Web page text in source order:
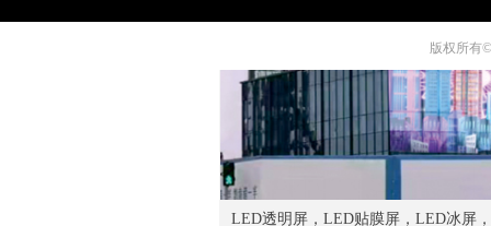
LED透明屏，LED贴膜屏，LED冰屏
版权所有